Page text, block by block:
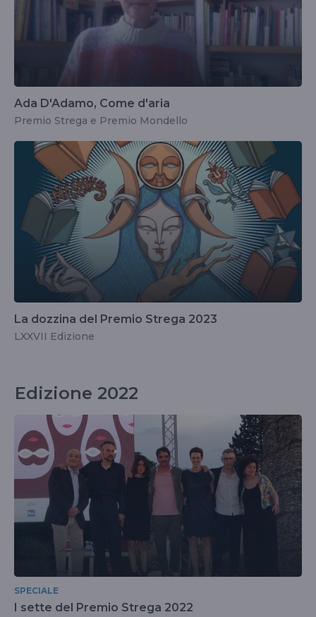
Ada D'Adamo, Come d'aria
Premio Strega e Premio Mondello
La dozzina del Premio Strega 2023
LXXVII Edizione
Edizione 2022
SPECIALE
I sette del Premio Strega 2022